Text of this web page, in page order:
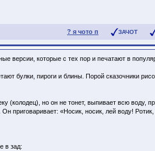
? я чото п ЗАЧОТ
версии, которые с тех пор и печатают в
булки, пироги и блины. Порой сказочники
но он не тонет, выпивает всю воду,
приговаривает: «Носик, носик, лей воду! Ротик,
в зад: